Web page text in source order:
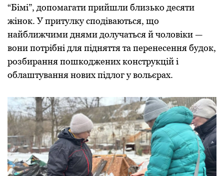
“Бімі”, допомагати прийшли близько десяти
жінок. У притулку сподіваються, що
найближчими днями долучаться й чоловіки —
вони потрібні для підняття та перенесення будок,
розбирання пошкоджених конструкцій і
облаштування нових підлог у вольєрах.